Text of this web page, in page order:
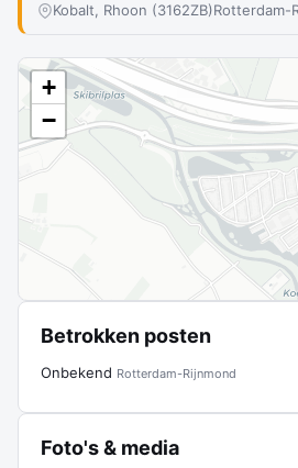
Kobalt, Rhoon (3162ZB)Rotterdam-
+
−
Betrokken posten
Onbekend Rotterdam-Rijnmond
Foto's & media